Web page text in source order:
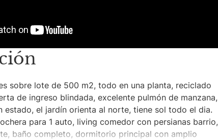
sobre lote de 500 m2, todo en una planta, reciclado
de ingreso blindada, excelente pulmón de manzana,
estado, el jardín orienta al norte, tiene sol todo el dia.
para 1 auto, living comedor con persianas barrio,
baño completo, dormitorio principal con amplio